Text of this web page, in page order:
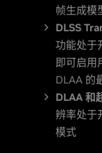
帧生成模
DLSS
功能处于
即可启用
DLAA 的
DLAA 和
辨率处于
模式